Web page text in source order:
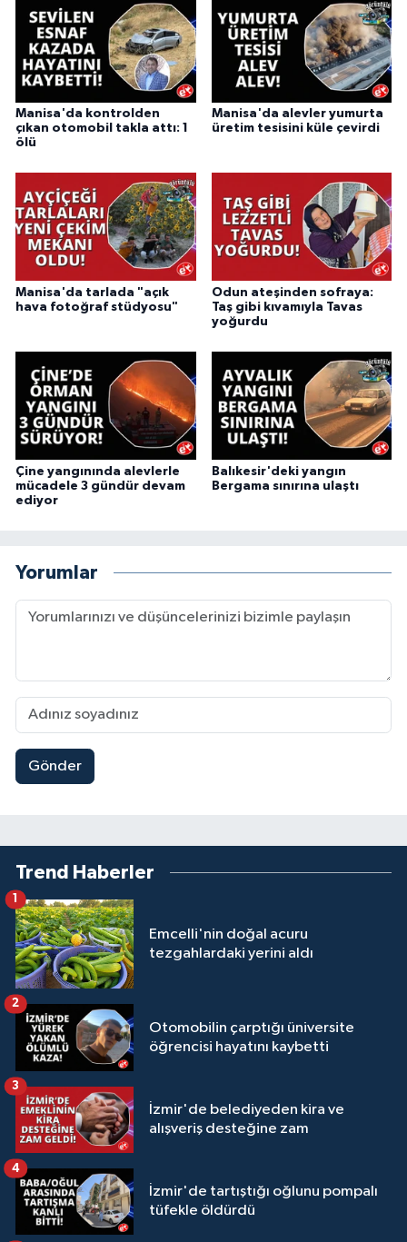
Manisa'da kontrolden
çıkan otomobil takla attı: 1
ölü
Manisa'da alevler yumurta
üretim tesisini küle çevirdi
Manisa'da tarlada "açık
hava fotoğraf stüdyosu"
Odun ateşinden sofraya:
Taş gibi kıvamıyla Tavas
yoğurdu
Çine yangınında alevlerle
mücadele 3 gündür devam
ediyor
Balıkesir'deki yangın
Bergama sınırına ulaştı
Yorumlar
Gönder
Trend Haberler
Emcelli'nin doğal acuru
tezgahlardaki yerini aldı
Otomobilin çarptığı üniversite
öğrencisi hayatını kaybetti
2
İzmir'de belediyeden kira ve
alışveriş desteğine zam
3
İzmir'de tartıştığı oğlunu pompalı
tüfekle öldürdü
4